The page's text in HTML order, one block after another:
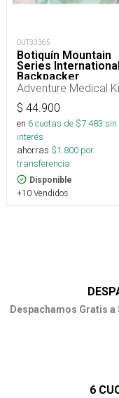
OUT33365
Botiquín Mountain
Series International
Backpacker
Adventure Medical
$ 44.900
en 6cuotas de $7.483 sin
interés
ahorras $1.800 por
transferencia.
Disponible
+10 Vendidos
Despachamos Gratis
6